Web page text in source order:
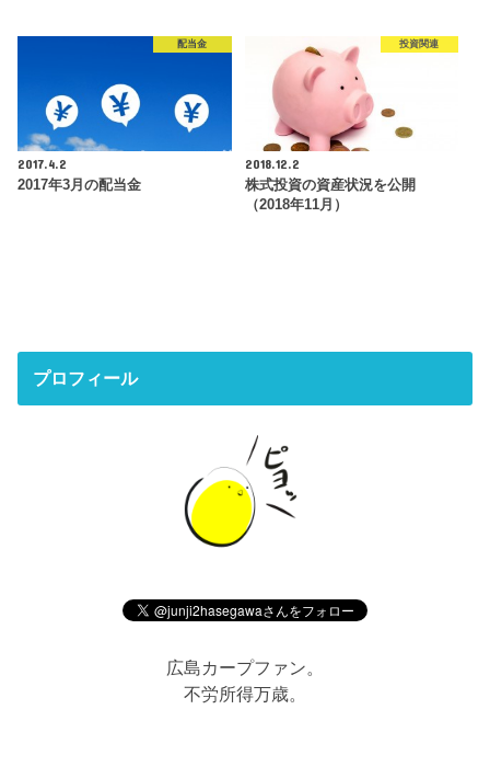
配当金
2017.4.2
2017年3月の配当金
投資関連
2018.12.2
株式投資の資産状況を公開
（2018年11月）
プロフィール
広島カープファン。
不労所得万歳。